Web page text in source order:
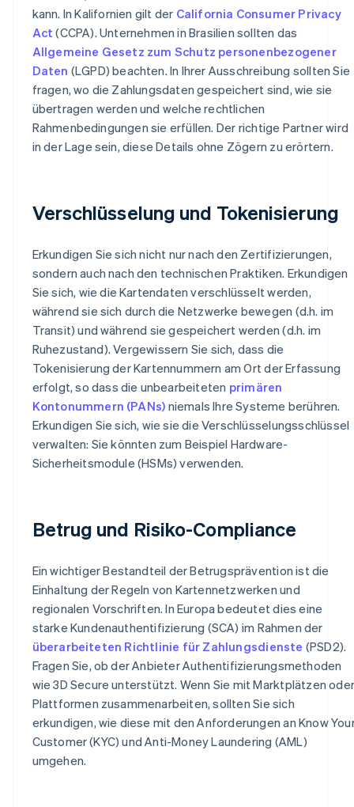
kann. In Kalifornien gilt der California Consumer Privacy
Act (CCPA). Unternehmen in Brasilien sollten das
Allgemeine Gesetz zum Schutz personenbezogener
Daten (LGPD) beachten. In Ihrer Ausschreibung sollten Sie
fragen, wo die Zahlungsdaten gespeichert sind, wie sie
übertragen werden und welche rechtlichen
Rahmenbedingungen sie erfüllen. Der richtige Partner wird
in der Lage sein, diese Details ohne Zögern zu erörtern.
Verschlüsselung und Tokenisierung
Erkundigen Sie sich nicht nur nach den Zertifizierungen,
sondern auch nach den technischen Praktiken. Erkundigen
Sie sich, wie die Kartendaten verschlüsselt werden,
während sie sich durch die Netzwerke bewegen (d.h. im
Transit) und während sie gespeichert werden (d.h. im
Ruhezustand). Vergewissern Sie sich, dass die
Tokenisierung der Kartennummern am Ort der Erfassung
erfolgt, so dass die unbearbeiteten primären
Kontonummern (PANs) niemals Ihre Systeme berühren.
Erkundigen Sie sich, wie sie die Verschlüsselungsschlüssel
verwalten: Sie könnten zum Beispiel Hardware-
Sicherheitsmodule (HSMs) verwenden.
Betrug und Risiko-Compliance
Ein wichtiger Bestandteil der Betrugsprävention ist die
Einhaltung der Regeln von Kartennetzwerken und
regionalen Vorschriften. In Europa bedeutet dies eine
starke Kundenauthentifizierung (SCA) im Rahmen der
überarbeiteten Richtlinie für Zahlungsdienste (PSD2).
Fragen Sie, ob der Anbieter Authentifizierungsmethoden
wie 3D Secure unterstützt. Wenn Sie mit Marktplätzen oder
Plattformen zusammenarbeiten, sollten Sie sich
erkundigen, wie diese mit den Anforderungen an Know
Customer (KYC) und Anti-Money Laundering (AML)
umgehen.